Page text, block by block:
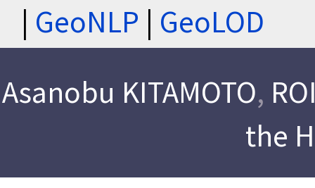
| GeoNLP | GeoLOD
Asanobu KITAMOTO,
the